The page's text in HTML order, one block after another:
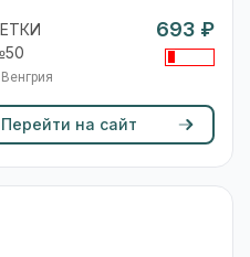
693 ₽
Перейти на сайт